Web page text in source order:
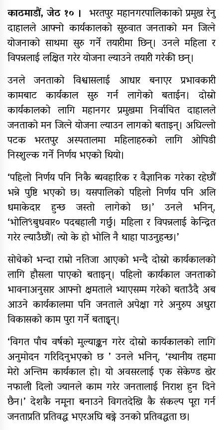
स्थापना
अन्तर जिल्ला पालिकास्तरीय समन्वय
बैठक महाबुधाममा सम्पन्न
यौनिक तथा लैङ्गिक अल्पसंख्यक
बालबालिका तथा समुदायका मुद्दाका
विषयमा शिक्षकहरुलाई तालिम
राष्ट्रपति रनिङ शिल्डको जिल्ला स्तरीय
प्रतियोगिता सुरु
गर्भवतीको हेलिकप्टरबाट उद्धार
आर्थिक गणनाकाे लागि खटिए गणक
आजदेखि देशभर आर्थिक गणना सुरु हुँदै
एम्बुलेन्स दुर्घटना : दुईको मृत्यु,दुई
घाइते
सामुदायिक विद्यालयलाई
फुटबल हस्तान्तरण
काठमाडौं, जेठ १० । भरतपुर महानगरपालिकाको प्रमुख रेनु
दाहालले आफ्नो कार्यकालको सुरुवात जनताको मन जित्ने
योजनाको साथमा सुरु गर्ने तयारीमा छिन्। उनले महिला र
विपन्नलाई लक्षित गरेर योजना ल्याउने तयारी गरेकी छन्।
उनले जनताको विश्वासलाई आधार बनाएर प्रभावकारी
कामबाट कार्यकाल सुरु गर्न लागेको बताईन। दोस्रो
कार्यकालको लागि महानगर प्रमुखमा निर्वाचित दाहालले
जनताको मन जित्ने योजना ल्याउन लागको बताइन्। अघिल्लो
पटक भरतपुर अस्पतालमा महिलाहरुको लागि ओपिडी
निस्शुल्क गर्ने निर्णय भएको थियो।
‘पहिलो निर्णय पनि निकै ब्यवहारिक र वैज्ञानिक गरेका रहेछौं
भन्ने पुष्टि भएको छ। यसपालिको पहिलो निर्णय पनि अलि
धमाकेदार हुन्छ जस्तो लागेको छ।’ उनले भनिन्,
‘भोलि९बुधवार० पदबहाली गर्छु। महिला र विपन्नलाई केन्द्रित
गरेर ल्याउँछौं। त्यो के हो भोलि नै थाहा पाउनुहन्छ।’
सोचेको भन्दा राम्रो नतिजा आएको भन्दै दोस्रो कार्यकालको
लागि हौसला पाएको बताइन्। पहिलो कार्यकाल जनताको
भावनाअनुसार आफ्नो क्षमताले भ्याएसम्म गरेको बताउँदै अब
आउने कार्यकालमा पनि जनताले अपेक्षा गरे अनुरुप अधुरा
विकासको काम पुरा गर्ने बताइृन्।
‘विगत पाँच वर्षको मुल्याङ्कन गरेर दोस्रो कार्यकालको लागि
अनुमोदन गरिदिनुभएको छ ’ उनले भनिन्, ‘स्थानीय तहमा
मेरो अन्तिम कार्यकाल हो। यो अवसरलाई एक सेकेण्ड खेर
नफाली दिलो ज्यानले काम गरेर जनतालाई निराश हुन दिने
छैन।’ देशकै नमूना बनाउने विगतदेखि कै संकल्प पूरा गर्न
जनताप्रति प्रतिवद्ध भएरअघि बढ्ने उनको प्रतिवद्धता छ।